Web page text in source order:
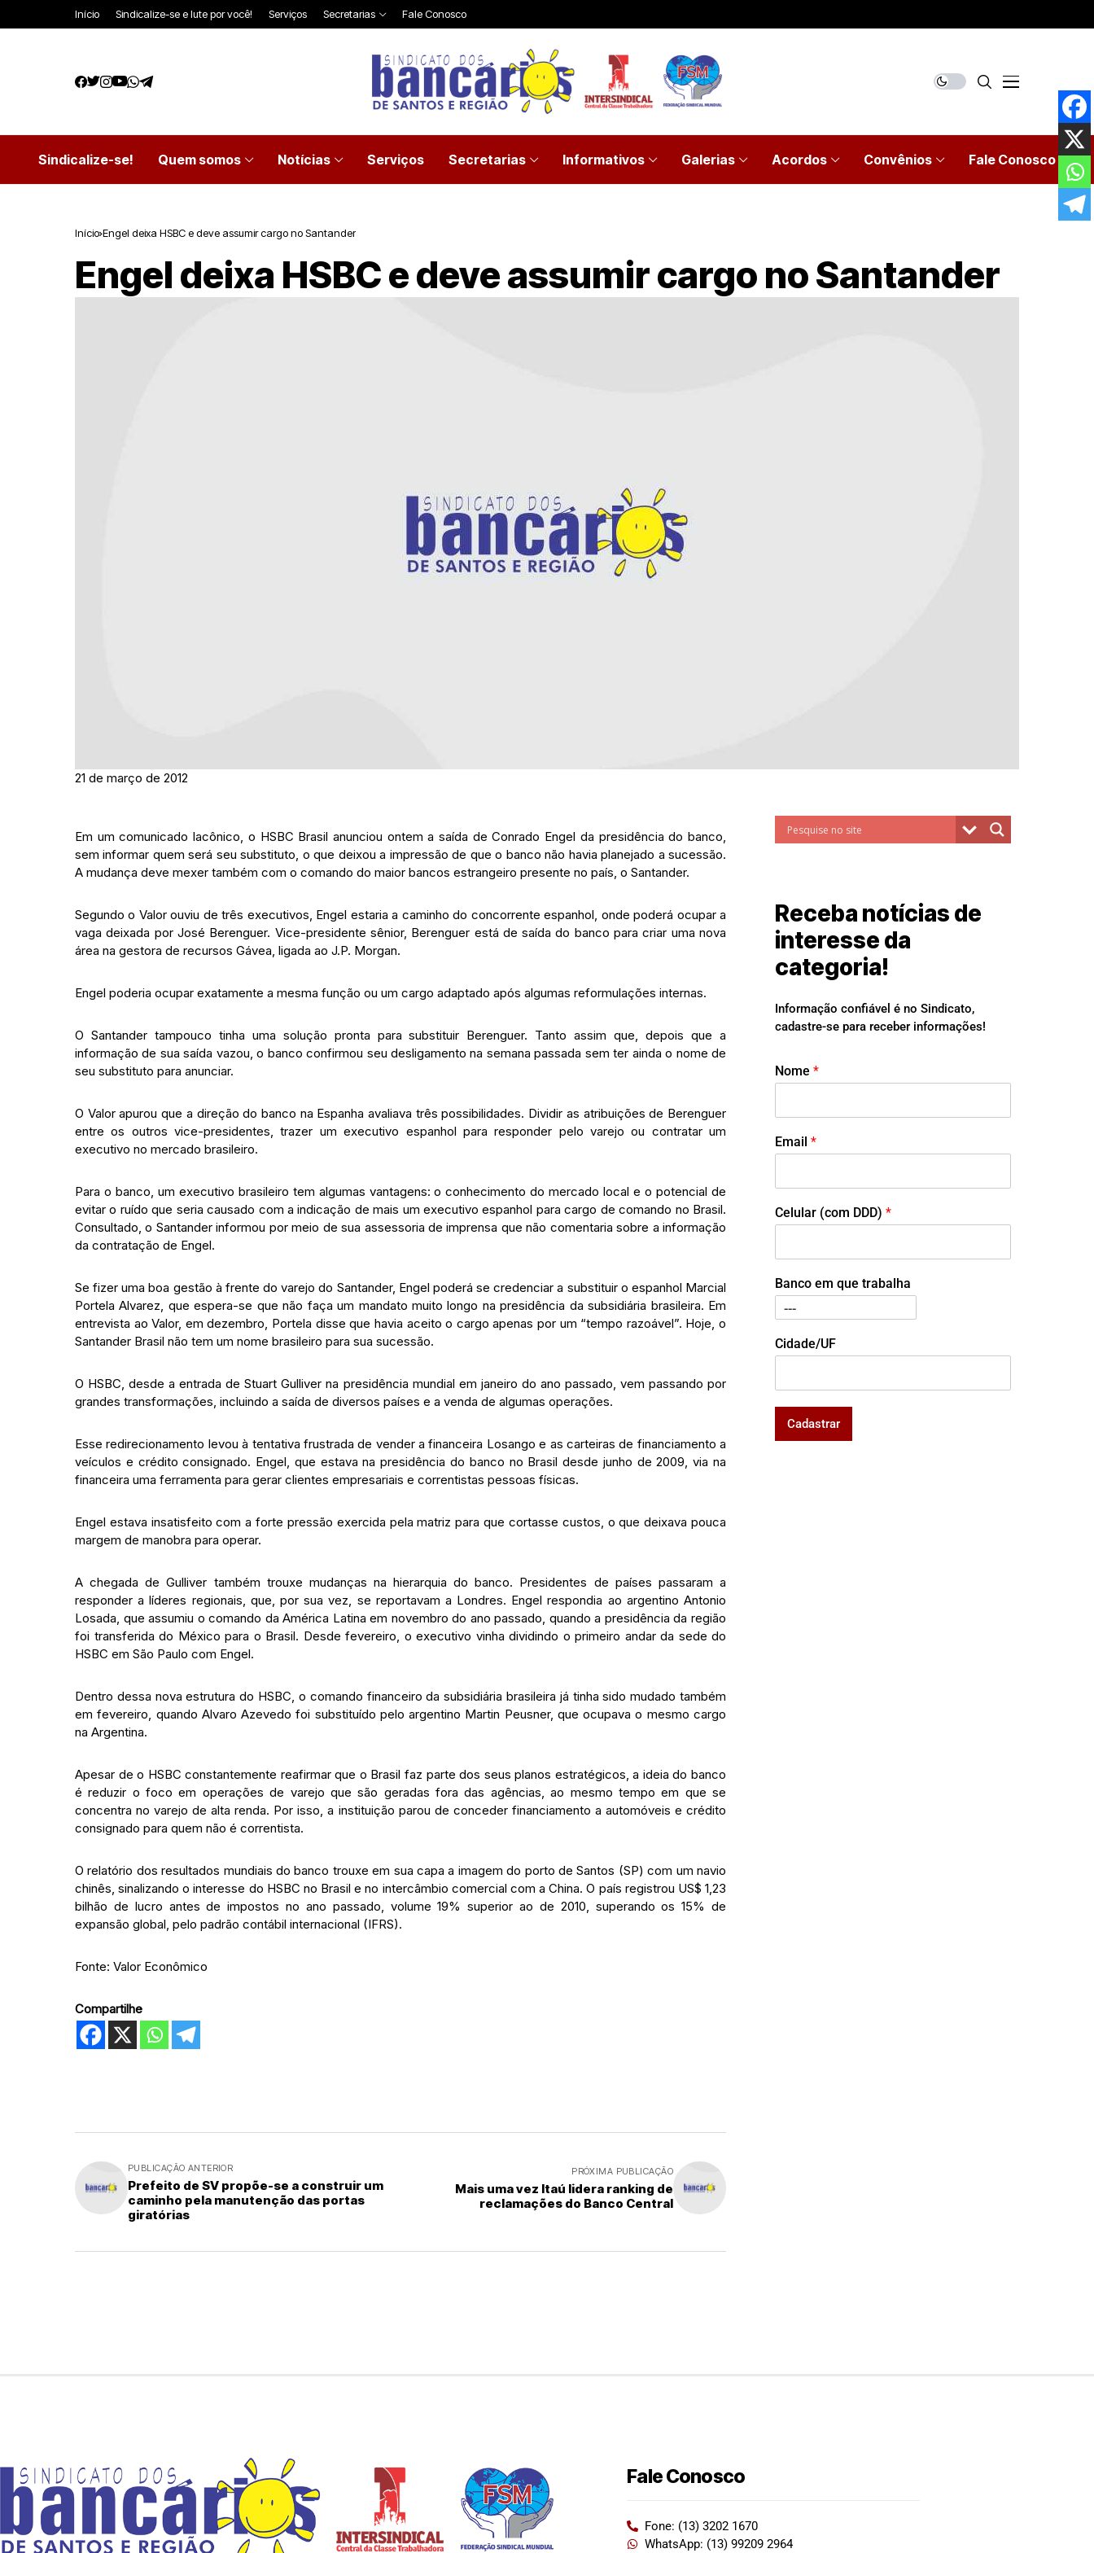
Início Sindicalize-se e lute por você! Serviços Secretarias Fale Conosco
Sindicalize-se! Quem somos Notícias Serviços Secretarias Informativos Galerias Acordos Convênios Fale Conosco
Início Engel deixa HSBC e deve assumir cargo no Santander
Engel deixa HSBC e deve assumir cargo no Santander
21 de março de 2012
Em um comunicado lacônico, o HSBC Brasil anunciou ontem a saída de Conrado Engel da presidência do banco,
sem informar quem será seu substituto, o que deixou a impressão de que o banco não havia planejado a sucessão.
A mudança deve mexer também com o comando do maior bancos estrangeiro presente no país, o Santander.
Segundo o Valor ouviu de três executivos, Engel estaria a caminho do concorrente espanhol, onde poderá ocupar a
vaga deixada por José Berenguer. Vice-presidente sênior, Berenguer está de saída do banco para criar uma nova
área na gestora de recursos Gávea, ligada ao J.P. Morgan.
Engel poderia ocupar exatamente a mesma função ou um cargo adaptado após algumas reformulações internas.
O Santander tampouco tinha uma solução pronta para substituir Berenguer. Tanto assim que, depois que a
informação de sua saída vazou, o banco confirmou seu desligamento na semana passada sem ter ainda o nome de
seu substituto para anunciar.
O Valor apurou que a direção do banco na Espanha avaliava três possibilidades. Dividir as atribuições de Berenguer
entre os outros vice-presidentes, trazer um executivo espanhol para responder pelo varejo ou contratar um
executivo no mercado brasileiro.
Para o banco, um executivo brasileiro tem algumas vantagens: o conhecimento do mercado local e o potencial de
evitar o ruído que seria causado com a indicação de mais um executivo espanhol para cargo de comando no Brasil.
Consultado, o Santander informou por meio de sua assessoria de imprensa que não comentaria sobre a informação
da contratação de Engel.
Se fizer uma boa gestão à frente do varejo do Santander, Engel poderá se credenciar a substituir o espanhol Marcial
Portela Alvarez, que espera-se que não faça um mandato muito longo na presidência da subsidiária brasileira. Em
entrevista ao Valor, em dezembro, Portela disse que havia aceito o cargo apenas por um “tempo razoável”. Hoje, o
Santander Brasil não tem um nome brasileiro para sua sucessão.
O HSBC, desde a entrada de Stuart Gulliver na presidência mundial em janeiro do ano passado, vem passando por
grandes transformações, incluindo a saída de diversos países e a venda de algumas operações.
Esse redirecionamento levou à tentativa frustrada de vender a financeira Losango e as carteiras de financiamento a
veículos e crédito consignado. Engel, que estava na presidência do banco no Brasil desde junho de 2009, via na
financeira uma ferramenta para gerar clientes empresariais e correntistas pessoas físicas.
Engel estava insatisfeito com a forte pressão exercida pela matriz para que cortasse custos, o que deixava pouca
margem de manobra para operar.
A chegada de Gulliver também trouxe mudanças na hierarquia do banco. Presidentes de países passaram a
responder a líderes regionais, que, por sua vez, se reportavam a Londres. Engel respondia ao argentino Antonio
Losada, que assumiu o comando da América Latina em novembro do ano passado, quando a presidência da região
foi transferida do México para o Brasil. Desde fevereiro, o executivo vinha dividindo o primeiro andar da sede do
HSBC em São Paulo com Engel.
Dentro dessa nova estrutura do HSBC, o comando financeiro da subsidiária brasileira já tinha sido mudado também
em fevereiro, quando Alvaro Azevedo foi substituído pelo argentino Martin Peusner, que ocupava o mesmo cargo
na Argentina.
Apesar de o HSBC constantemente reafirmar que o Brasil faz parte dos seus planos estratégicos, a ideia do banco
é reduzir o foco em operações de varejo que são geradas fora das agências, ao mesmo tempo em que se
concentra no varejo de alta renda. Por isso, a instituição parou de conceder financiamento a automóveis e crédito
consignado para quem não é correntista.
O relatório dos resultados mundiais do banco trouxe em sua capa a imagem do porto de Santos (SP) com um navio
chinês, sinalizando o interesse do HSBC no Brasil e no intercâmbio comercial com a China. O país registrou US$ 1,23
bilhão de lucro antes de impostos no ano passado, volume 19% superior ao de 2010, superando os 15% de
expansão global, pelo padrão contábil internacional (IFRS).
Fonte: Valor Econômico
Compartilhe
PUBLICAÇÃO ANTERIOR
Prefeito de SV propõe-se a construir um
caminho pela manutenção das portas
giratórias
PRÓXIMA PUBLICAÇÃO
Mais uma vez Itaú lidera ranking de
reclamações do Banco Central
Receba notícias de
interesse da
categoria!
Informação confiável é no Sindicato,
cadastre-se para receber informações!
Nome *
Email *
Celular (com DDD) *
Banco em que trabalha
Cidade/UF
Cadastrar
Fale Conosco
Fone: (13) 3202 1670
WhatsApp: (13) 99209 2964